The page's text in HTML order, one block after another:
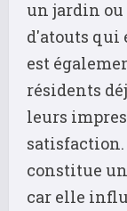
un jardin ou
d'atouts
est
résidents
leurs
constitue
car elle